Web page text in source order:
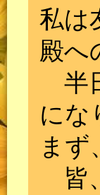
私は
殿へ
半
にな
ま
皆